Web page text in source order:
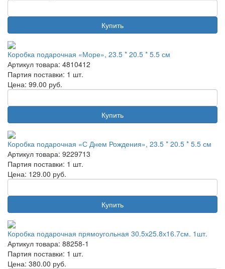
Купить
Коробка подарочная «Море», 23.5 * 20.5 * 5.5 см
Артикул товара: 4810412
Партия поставки: 1 шт.
Цена: 99.00 руб.
Купить
Коробка подарочная «С Днем Рождения», 23.5 * 20.5 * 5.5 см
Артикул товара: 9229713
Партия поставки: 1 шт.
Цена: 129.00 руб.
Купить
Коробка подарочная прямоугольная 30.5х25.8х16.7см. 1шт.
Артикул товара: 88258-1
Партия поставки: 1 шт.
Цена: 380.00 руб.